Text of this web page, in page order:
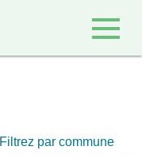
Filtrez par commune